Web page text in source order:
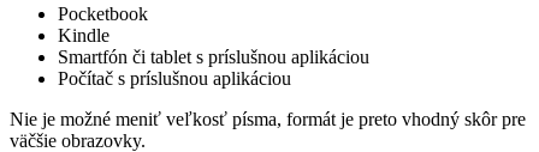
Pocketbook
Kindle
Smartfón či tablet s príslušnou aplikáciou
Počítač s príslušnou aplikáciou
Nie je možné meniť veľkosť písma, formát je preto vhodný skôr pre
väčšie obrazovky.